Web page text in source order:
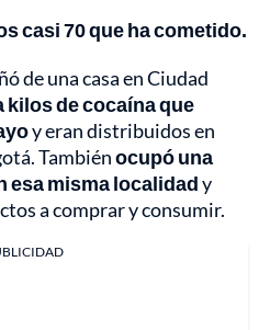
casi 70 que ha cometido.
de una casa en Ciudad
kilos de cocaína que
y eran distribuidos en
Tambiénocupó una
esa misma localidady
a comprar y consumir.